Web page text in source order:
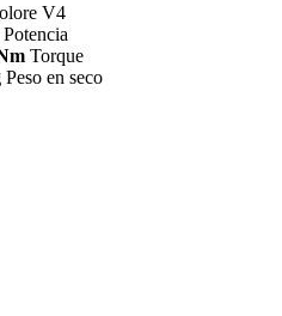
V4
Potencia
Torque
Peso en seco